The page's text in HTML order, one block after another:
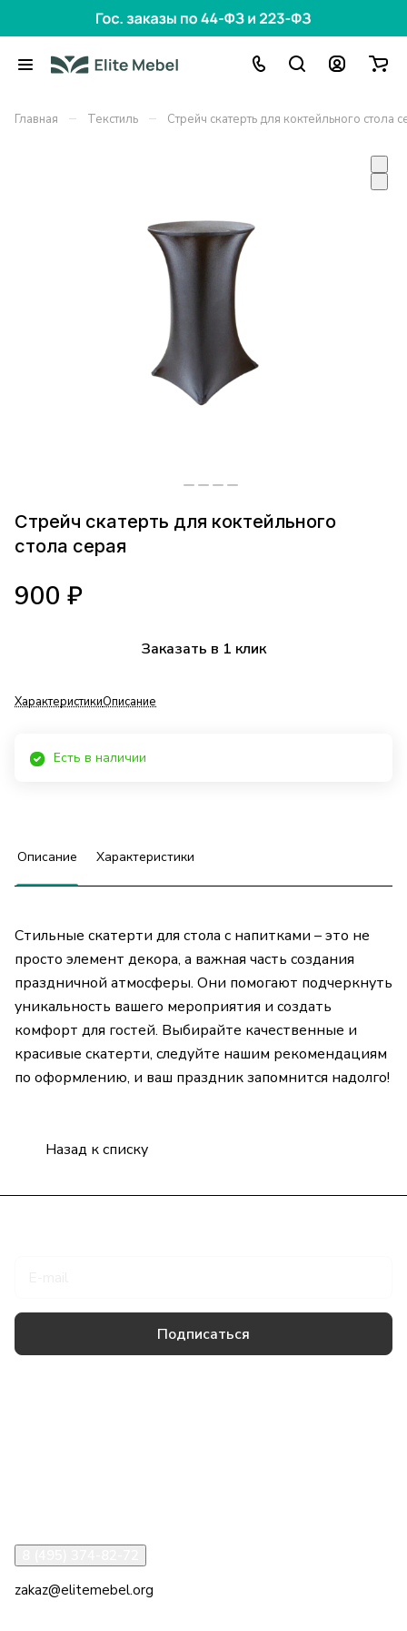
Главная – Текстиль – Стрейч скатерть для коктейльного стола
Стрейч скатерть для коктейльного
стола серая
900 ₽
Заказать в 1 клик
ХарактеристикиОписание
Есть в наличии
Описание Характеристики
Стильные скатерти для стола с напитками – это не
просто элемент декора, а важная часть создания
праздничной атмосферы. Они помогают подчеркнуть
уникальность вашего мероприятия и создать
комфорт для гостей. Выбирайте качественные и
красивые скатерти, следуйте нашим рекомендациям
по оформлению, и ваш праздник запомнится надолго!
Назад к списку
Подписаться
zakaz@elitemebel.org